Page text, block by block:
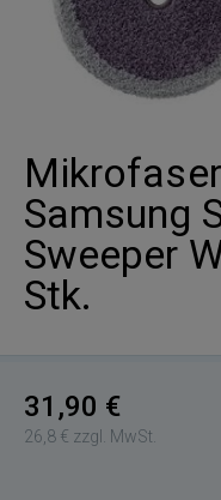
Samsung
Sweeper
Stk.
31,90 €
26,8 € zzgl. MwSt.